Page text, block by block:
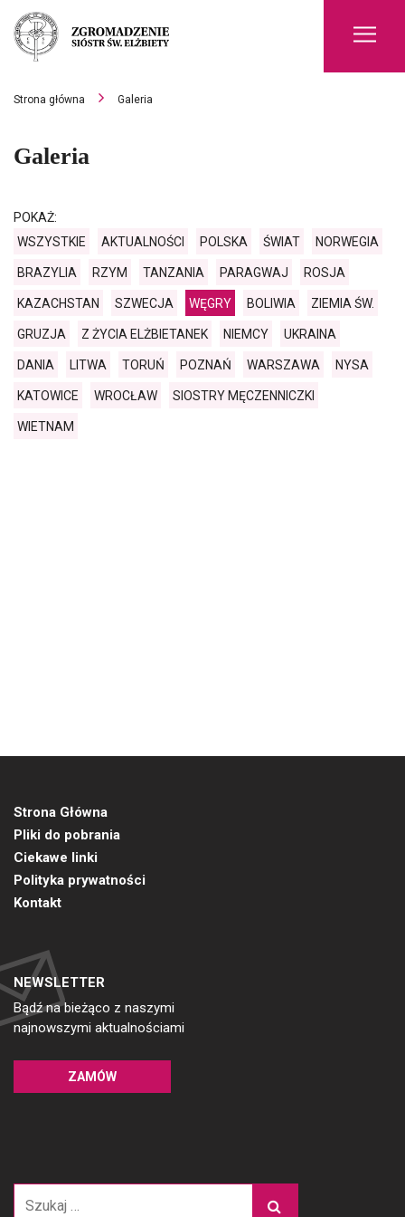
Strona główna Galeria
Galeria
POKAŻ:
WSZYSTKIE
AKTUALNOŚCI POLSKA ŚWIAT NORWEGIA
BRAZYLIA RZYM TANZANIA PARAGWAJ ROSJA
KAZACHSTAN SZWECJA WĘGRY BOLIWIA ZIEMIA ŚW.
GRUZJA Z ŻYCIA ELŻBIETANEK NIEMCY UKRAINA
DANIA LITWA TORUŃ POZNAŃ WARSZAWA NYSA
KATOWICE WROCŁAW SIOSTRY MĘCZENNICZKI
WIETNAM
Strona Główna
Pliki do pobrania
Ciekawe linki
Polityka prywatności
Kontakt
NEWSLETTER
Bądź na bieżąco z naszymi
najnowszymi aktualnościami
ZAMÓW